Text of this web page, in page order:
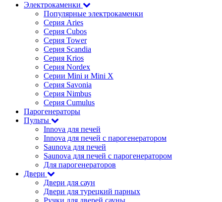
Электрокаменки
Популярные электрокаменки
Серия Aries
Серия Cubos
Серия Tower
Серия Scandia
Серия Krios
Серия Nordex
Серии Mini и Mini X
Серия Savonia
Серия Nimbus
Серия Cumulus
Парогенераторы
Пульты
Innova для печей
Innova для печей с парогенератором
Saunova для печей
Saunova для печей с парогенератором
Для парогенераторов
Двери
Двери для саун
Двери для турецкий парных
Ручки для дверей сауны